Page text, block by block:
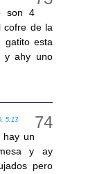
son 4
cofre de la
gatito esta
y ahy uno
5:13
un
y ay
pero